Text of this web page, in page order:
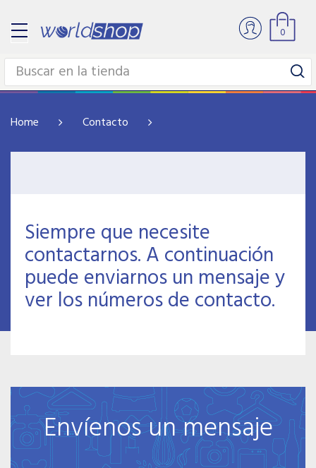
0
Home Contacto
Siempre que necesite
contactarnos. A continuación
puede enviarnos un mensaje y
ver los números de contacto.
Envíenos un mensaje